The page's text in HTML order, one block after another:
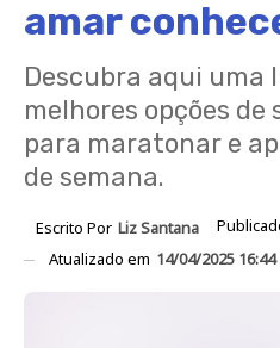
amar
Descubra aqui uma
melhores opções de
para maratonar e
de semana.
Escrito Por Liz Santana
Atualizado em 14/04/2025 16:44